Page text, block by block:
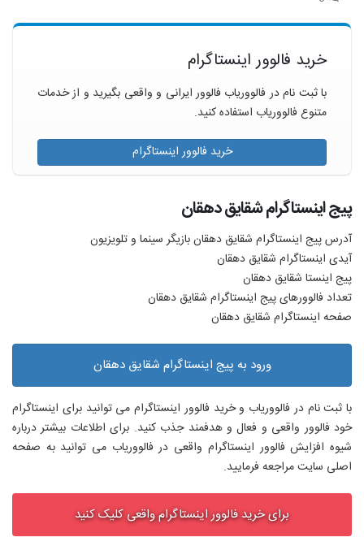
خرید فالوور اینستاگرام
با ثبت نام در فالووریاب فالوور ایرانی و واقعی بگیرید و از خدمات
متنوع فالووریاب استفاده کنید.
خرید فالوور اینستاگرام
پیج اینستاگرام شقایق دهقان
آدرس پیج اینستاگرام شقایق دهقان بازیگر سینما و تلویزیون
آیدی اینستاگرام شقایق دهقان
پیج اینستا شقایق دهقان
تعداد فالوورهای پیج اینستاگرام شقایق دهقان
صفحه اینستاگرام شقایق دهقان
ورود به پیج اینستاگرام شقایق دهقان
با ثبت نام در فالووریاب و خرید فالوور اینستاگرام می توانید برای اینستاگرام
خود فالوور واقعی و فعال و هدفمند جذب کنید. برای اطلاعات بیشتر درباره
شیوه افزایش فالوور اینستاگرام واقعی در فالووریاب می توانید به صفحه
اصلی سایت مراجعه فرمایید.
برای خرید فالوور اینستاگرام واقعی کلیک کنید